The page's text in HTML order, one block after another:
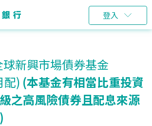
登入
新興市場債券基金
配) (本基金有相當比重投資
之高風險債券且配息來源